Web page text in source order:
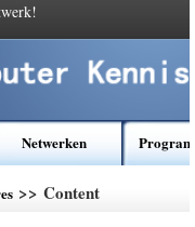
Netwerken
>> Content